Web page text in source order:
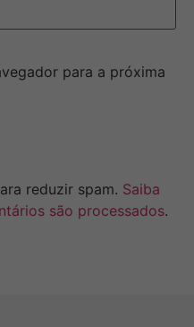
para a próxima
reduzir spam. Saiba
são processados.